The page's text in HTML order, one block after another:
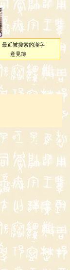
最近被搜索的漢字
意見簿